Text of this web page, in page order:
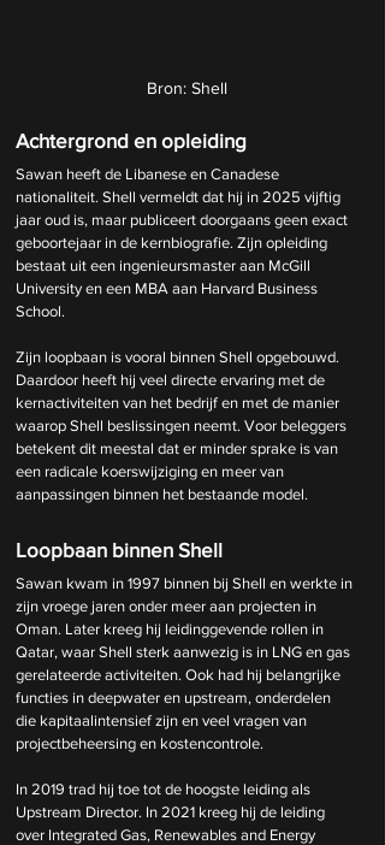
Bron: Shell
Achtergrond en opleiding
Sawan heeft de Libanese en Canadese
nationaliteit. Shell vermeldt dat hij in 2025 vijftig
jaar oud is, maar publiceert doorgaans geen exact
geboortejaar in de kernbiografie. Zijn opleiding
bestaat uit een ingenieursmaster aan McGill
University en een MBA aan Harvard Business
School.
Zijn loopbaan is vooral binnen Shell opgebouwd.
Daardoor heeft hij veel directe ervaring met de
kernactiviteiten van het bedrijf en met de manier
waarop Shell beslissingen neemt. Voor beleggers
betekent dit meestal dat er minder sprake is van
een radicale koerswijziging en meer van
aanpassingen binnen het bestaande model.
Loopbaan binnen Shell
Sawan kwam in 1997 binnen bij Shell en werkte in
zijn vroege jaren onder meer aan projecten in
Oman. Later kreeg hij leidinggevende rollen in
Qatar, waar Shell sterk aanwezig is in LNG en gas
gerelateerde activiteiten. Ook had hij belangrijke
functies in deepwater en upstream, onderdelen
die kapitaalintensief zijn en veel vragen van
projectbeheersing en kostencontrole.
In 2019 trad hij toe tot de hoogste leiding als
Upstream Director. In 2021 kreeg hij de leiding
over Integrated Gas, Renewables and Energy